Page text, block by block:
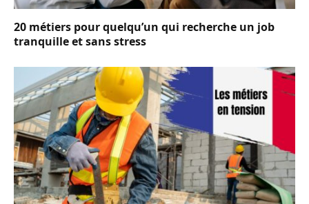
20 métiers pour quelqu’un qui recherche un job
tranquille et sans stress